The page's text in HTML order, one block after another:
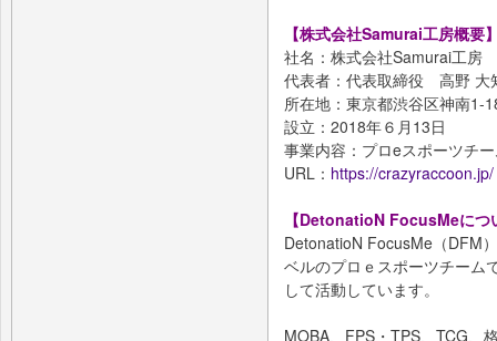
【株式会社Samurai工房概要
社名：株式会社Samurai工房
代表者：代表取締役 高野 大
所在地：東京都渋谷区神南1-
設立：2018年６月13日
事業内容：プロeスポーツチ
URL： https://crazyraccoon.jp/
【DetonatioN FocusMeにつ
DetonatioN FocusMe（DFM
ベルのプロｅスポーツチーム
して活動しています。
MOBA、FPS・TPS、TCG、